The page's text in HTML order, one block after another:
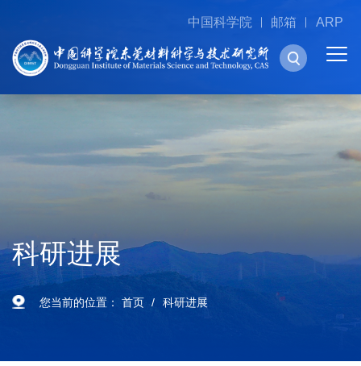
中国科学院 邮箱 ARP
科研进展
您当前的位置： 首页 科研进展